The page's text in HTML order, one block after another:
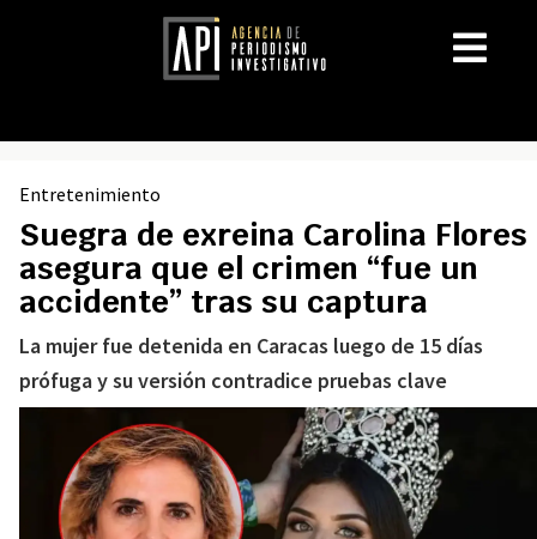
Entretenimiento
Suegra de exreina Carolina Flores
asegura que el crimen “fue un
accidente” tras su captura
La mujer fue detenida en Caracas luego de 15 días
prófuga y su versión contradice pruebas clave